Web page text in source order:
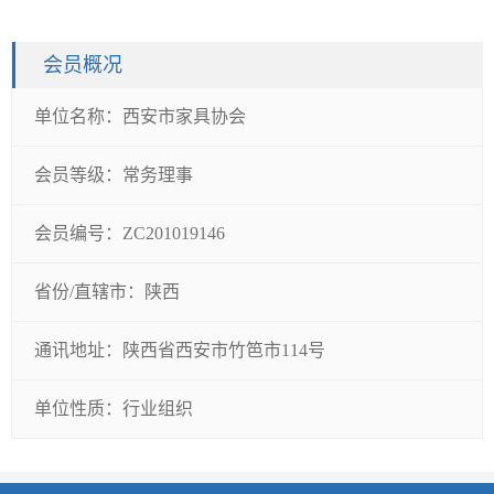
会员概况
单位名称： 西安市家具协会
会员等级： 常务理事
会员编号： ZC201019146
省份/直辖市： 陕西
通讯地址： 陕西省西安市竹笆市114号
单位性质： 行业组织